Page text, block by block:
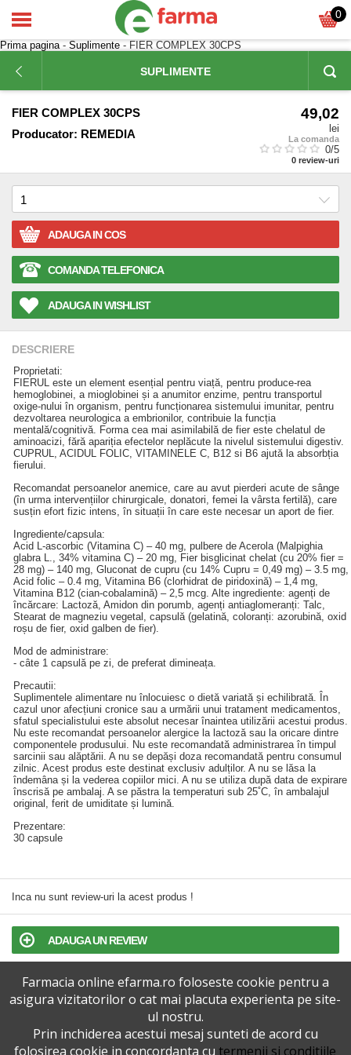
0
Prima pagina- Suplimente - FIER COMPLEX 30CPS
SUPLIMENTE
FIER COMPLEX 30CPS
Producator: REMEDIA
49,02
lei
La comanda
0/5
0 review-uri
ADAUGA IN COS
COMANDA TELEFONICA
ADAUGA IN WISHLIST
DESCRIERE
Proprietati:
FIERUL este un element esențial pentru viață, pentru produce-rea
hemoglobinei, a mioglobinei și a anumitor enzime, pentru transportul
oxige-nului în organism, pentru funcționarea sistemului imunitar, pentru
dezvoltarea neurologica a embrionilor, contribuie la funcția
mentală/cognitivă. Forma cea mai asimilabilă de fier este chelatul de
aminoacizi, fără apariția efectelor neplăcute la nivelul sistemului digestiv.
CUPRUL, ACIDUL FOLIC, VITAMINELE C, B12 si B6 ajută la absorbția
fierului.
Recomandat persoanelor anemice, care au avut pierderi acute de sânge
(în urma intervențiilor chirurgicale, donatori, femei la vârsta fertilă), care
susțin efort fizic intens, în situații în care este necesar un aport de fier.
Ingrediente/capsula:
Acid L-ascorbic (Vitamina C) – 40 mg, pulbere de Acerola (Malpighia
glabra L., 34% vitamina C) – 20 mg, Fier bisglicinat chelat (cu 20% fier =
28 mg) – 140 mg, Gluconat de cupru (cu 14% Cupru = 0,49 mg) – 3.5 mg,
Acid folic – 0.4 mg, Vitamina B6 (clorhidrat de piridoxină) – 1,4 mg,
Vitamina B12 (cian-cobalamină) – 2,5 mcg. Alte ingrediente: agenți de
încărcare: Lactoză, Amidon din porumb, agenți antiaglomeranți: Talc,
Stearat de magneziu vegetal, capsulă (gelatină, coloranți: azorubină, oxid
roșu de fier, oxid galben de fier).
Mod de administrare:
- câte 1 capsulă pe zi, de preferat dimineața.
Precautii:
Suplimentele alimentare nu înlocuiesc o dietă variată și echilibrată. În
cazul unor afecțiuni cronice sau a urmării unui tratament medicamentos,
sfatul specialistului este absolut necesar înaintea utilizării acestui produs.
Nu este recomandat persoanelor alergice la lactoză sau la oricare dintre
componentele produsului. Nu este recomandată administrarea în timpul
sarcinii sau alăptării. A nu se depăși doza recomandată pentru consumul
zilnic. Acest produs este destinat exclusiv adulților. A nu se lăsa la
îndemâna și la vederea copiilor mici. A nu se utiliza după data de expirare
înscrisă pe ambalaj. A se păstra la temperaturi sub 25˚C, în ambalajul
original, ferit de umiditate și lumină.
Prezentare:
30 capsule
Inca nu sunt review-uri la acest produs !
ADAUGA UN REVIEW
TERMENI SI CONDITII
POLITICA DE CONFIDENTIALITATE
Farmacia online efarma.ro foloseste cookie pentru a
asigura vizitatorilor o cat mai placuta experienta pe site-
ul nostru.
Prin inchiderea acestui mesaj sunteti de acord cu
folosirea cookie in concordanta cu termenii si conditiile